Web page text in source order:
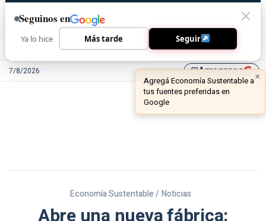
7/8/2026 library_addAgreganos
Economía Sustentable / Noticias
Seguinos en
Ya lo hice Más tarde Seguir